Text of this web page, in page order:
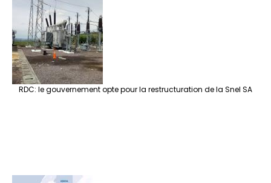
RDC: le gouvernement opte pour la restructuration de la Snel SA